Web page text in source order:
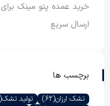
خرید عمده پتو مینک
ارسال سریع
برچسب ها
تشک ارزان(62) تولید تشک(49)